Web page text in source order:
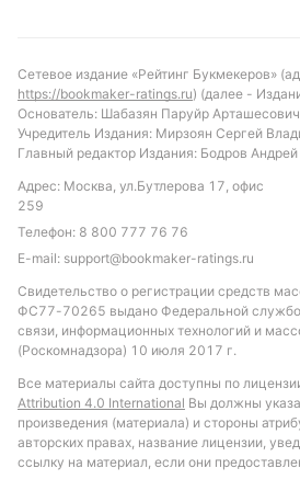
вероятность такого исхода в
Обновлено:
Автор
Михаил Кузнецов
Сетевое издание «Рейтинг Букмекеров»
https://bookmaker-ratings.ru) (далее -
Основатель: Шабазян Паруйр Арташесович
Учредитель Издания: Мирзоян Сергей
Главный редактор Издания: Бодров
Адрес: Москва, ул.Бутлерова 17, офис
259
Телефон: 8 800 777 76 76
E-mail: support@bookmaker-ratings.ru
Свидетельство о регистрации средств
ФС77-70265 выдано Федеральной
связи, информационных технологий и
(Роскомнадзора) 10 июля 2017 г.
Все материалы сайта доступны по
Attribution 4.0 International Вы должны
произведения (материала) и стороны
авторских правах, название лицензии,
ссылку на материал, если они